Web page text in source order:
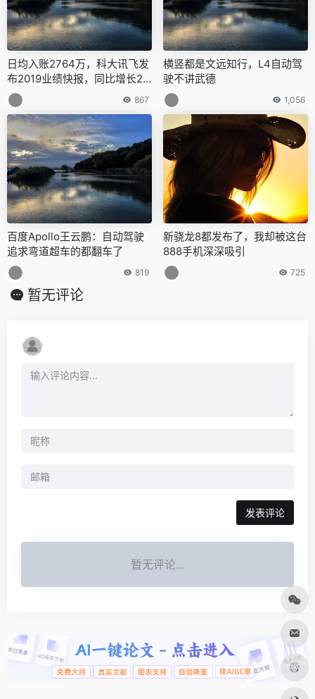
日均入账2764万，科大讯飞发
布2019业绩快报，同比增长27.
43%
867
横竖都是文远知行，L4自动驾
驶不讲武德
1,056
百度Apollo王云鹏：自动驾驶
追求弯道超车的都翻车了
819
新骁龙8都发布了，我却被这台
888手机深深吸引
725
暂无评论
发表评论
暂无评论...